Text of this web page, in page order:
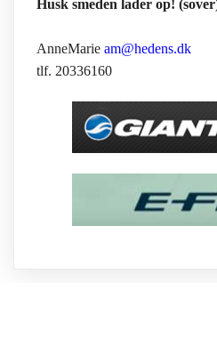
Husk smeden lader op!
AnneMarie am@hedens.dk
tlf. 20336160